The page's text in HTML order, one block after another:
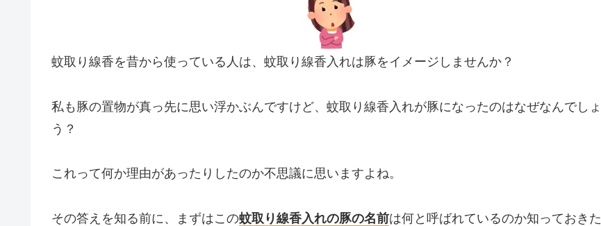
蚊取り線香を昔から使っている人は、蚊取り線香入れは豚をイメージしませんか？
私も豚の置物が真っ先に思い浮かぶんですけど、蚊取り線香入れが豚になったのはなぜなんでしょ
う？
これって何か理由があったりしたのか不思議に思いますよね。
その答えを知る前に、まずはこの蚊取り線香入れの豚の名前は何と呼ばれているのか知っておきた